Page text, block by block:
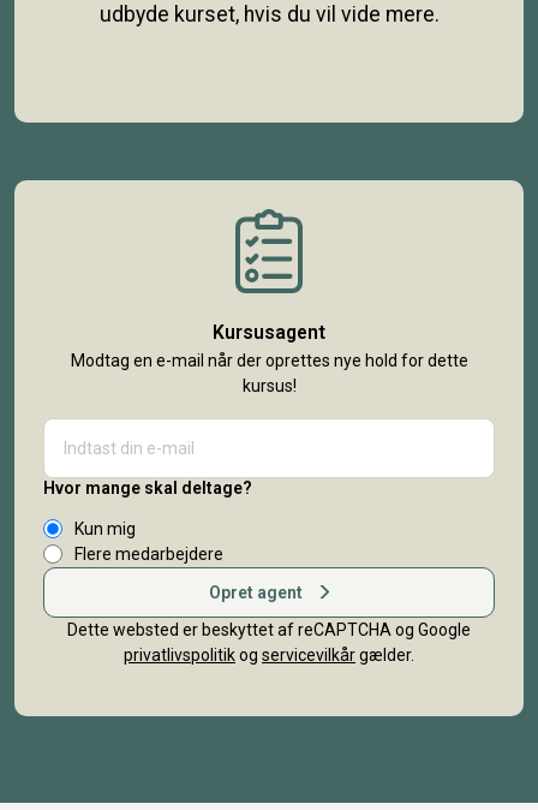
udbyde kurset, hvis du vil vide mere.
Kursusagent
Modtag en e-mail når der oprettes nye hold for dette
kursus!
Hvor mange skal deltage?
Kun mig
Flere medarbejdere
Opret agent
Dette websted er beskyttet af reCAPTCHA og Google
privatlivspolitikog servicevilkårgælder.